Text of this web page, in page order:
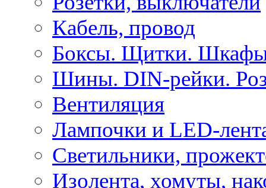
Кабель, провод
Боксы. Щитки.
Шины. DIN-рейки.
Вентиляция
Лампочки и LED-
Светильники,
Изолента, хомуты,